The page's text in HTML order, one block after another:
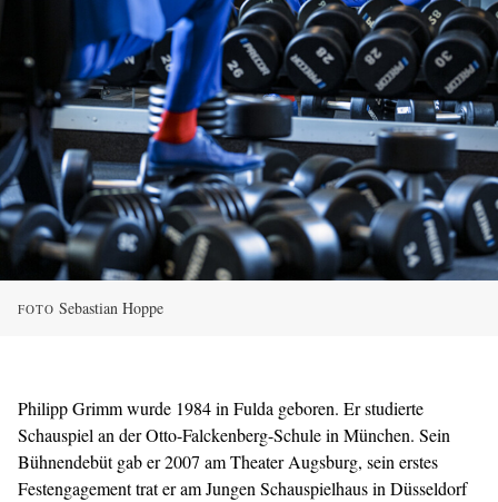
FOTO Sebastian Hoppe
Philipp Grimm wurde 1984 in Fulda geboren. Er studierte
Schauspiel an der Otto-Falckenberg-Schule in München. Sein
Bühnendebüt gab er 2007 am Theater Augsburg, sein erstes
Festengagement trat er am Jungen Schauspielhaus in Düsseldorf